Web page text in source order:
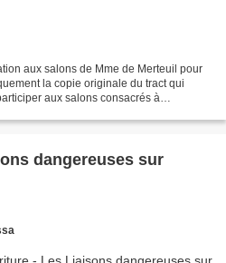
aux salons de Mme de Merteuil pour
la copie originale du tract qui
aux salons consacrés à
dangereuses sur